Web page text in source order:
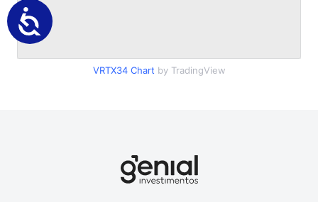
VRTX34Chart by TradingView